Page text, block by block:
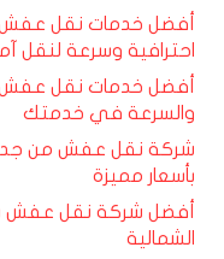
أفضل خدمات نقل عفش
احترافية وسرعة لنقل
أفضل خدمات نقل عفش
والسرعة في خدمتك
شركة نقل عفش من جدة
بأسعار مميزة
أفضل شركة نقل عفش
الشمالية